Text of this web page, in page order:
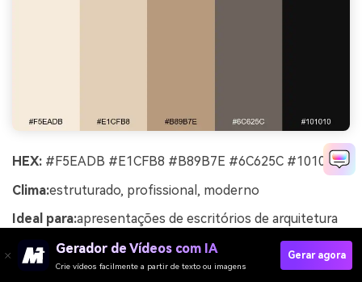
HEX: #F5EADB #E1CFB8 #B89B7E #6C625C #101010
Clima:estruturado, profissional, moderno
Ideal para:apresentações de escritórios de arquitetura
Estruturados e profissionais, esses tons lembram papel
vegetal, concreto e traços precisos de grafite. Use o
Gerador de Vídeos com IA
Crie vídeos facilmente a partir de texto ou imagens
Gerar agora